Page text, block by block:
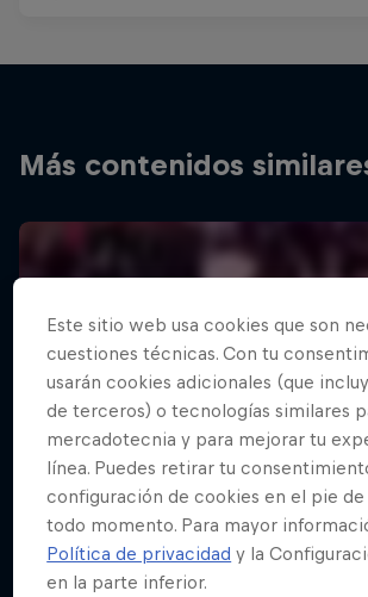
Más contenidos
Este sitio web usa cookies que son
cuestiones técnicas. Con tu
usarán cookies adicionales (que
de terceros) o tecnologías similares
mercadotecnia y para mejorar tu
línea. Puedes retirar tu
configuración de cookies en el pie de
todo momento. Para mayor
Política de privacidad y la
en la parte inferior.